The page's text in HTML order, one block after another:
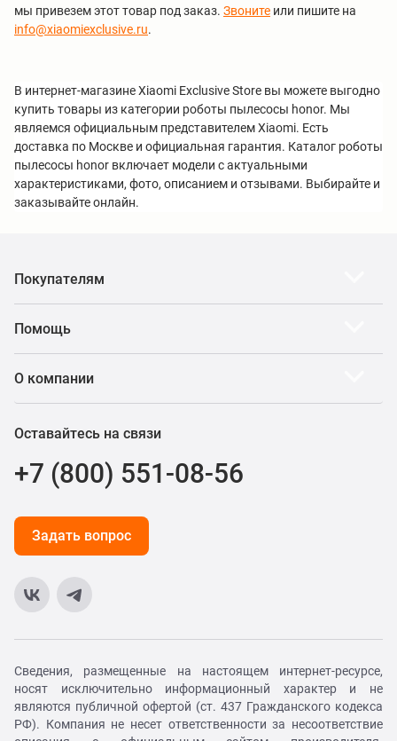
мы привезем этот товар под заказ. Звоните или пишите на
info@xiaomiexclusive.ru.
В интернет-магазине Xiaomi Exclusive Store вы можете выгодно
купить товары из категории роботы пылесосы honor. Мы
являемся официальным представителем Xiaomi. Есть
доставка по Москве и официальная гарантия. Каталог роботы
пылесосы honor включает модели с актуальными
характеристиками, фото, описанием и отзывами. Выбирайте и
заказывайте онлайн.
Покупателям
Помощь
О компании
Оставайтесь на связи
+7 (800) 551-08-56
Задать вопрос
Сведения, размещенные на настоящем интернет-ресурсе,
носят исключительно информационный характер и не
являются публичной офертой (ст. 437 Гражданского кодекса
РФ). Компания не несет ответственности за несоответствие